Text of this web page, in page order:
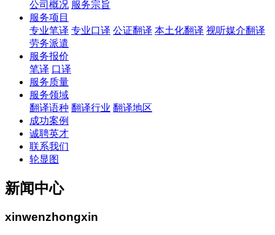
公司概况 服务宗旨
服务项目
专业笔译 专业口译 公证翻译 本土化翻译 视听媒介翻译
劳务派遣
服务报价
笔译 口译
服务质量
服务领域
翻译语种 翻译行业 翻译地区
成功案例
诚聘英才
联系我们
轮显图
新闻中心
xinwenzhongxin